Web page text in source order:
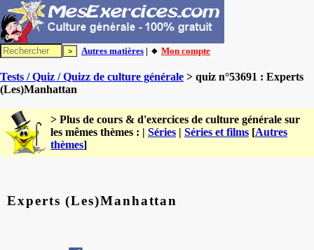
Autres matières | 🔸 Mon compte
Tests / Quiz / Quizz de culture générale > quiz n°53691 : Experts
(Les)Manhattan
> Plus de cours & d'exercices de culture générale sur
les mêmes thèmes : | Séries | Séries et films [Autres
thèmes]
Experts (Les)Manhattan